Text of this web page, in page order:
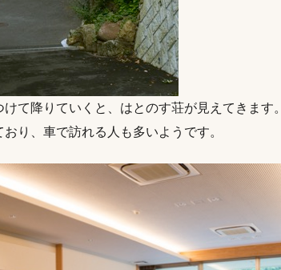
て降りていくと、はとのす荘が見えてきます。
り、車で訪れる人も多いようです。